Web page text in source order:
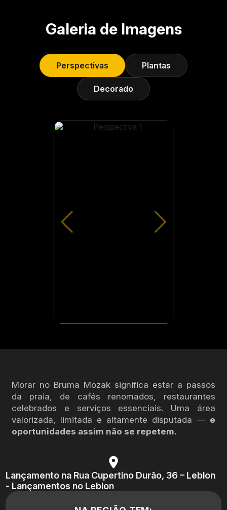
Galeria de Imagens
Perspectivas Plantas
Decorado
Morar no Bruma Mozak significa estar a passos
da praia, de cafés renomados, restaurantes
celebrados e serviços essenciais. Uma área
valorizada, limitada e altamente disputada — e
oportunidades assim não se repetem.
Lançamento na Rua Cupertino Durão, 36 – Leblon
- Lançamentos no Leblon